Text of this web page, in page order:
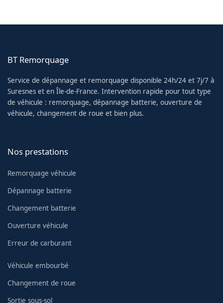
BT Remorquage
Service de dépannage et remorquage disponible 24h/24 et 7j/7 à
Suresnes et en Île-de-France. Intervention rapide pour tout type
de véhicule : remorquage, dépannage batterie, ouverture de
véhicule, changement de roue et bien plus.
Nos prestations
Remorquage véhicule
Dépannage batterie
Changement batterie
Ouverture véhicule
Erreur de carburant
Véhicule embourbé
Changement de roue
Sortie sous-sol